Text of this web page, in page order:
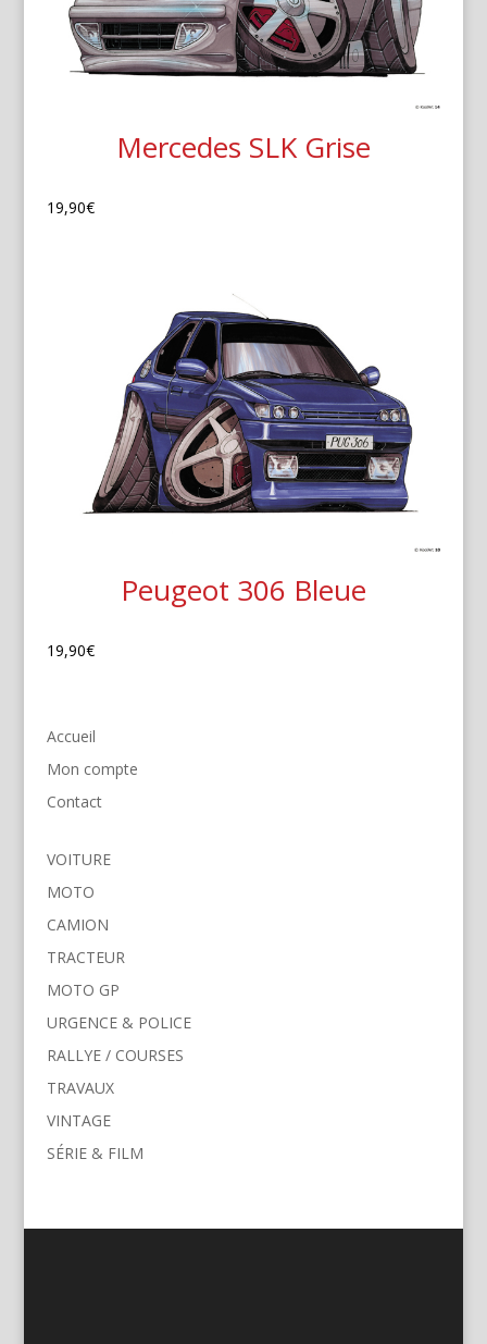
Mercedes SLK Grise
19,90€
Peugeot 306 Bleue
19,90€
Accueil
Mon compte
Contact
VOITURE
MOTO
CAMION
TRACTEUR
MOTO GP
URGENCE & POLICE
RALLYE / COURSES
TRAVAUX
VINTAGE
SÉRIE & FILM